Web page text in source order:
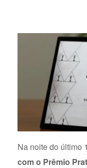
Na noite do último
com o Prêmio